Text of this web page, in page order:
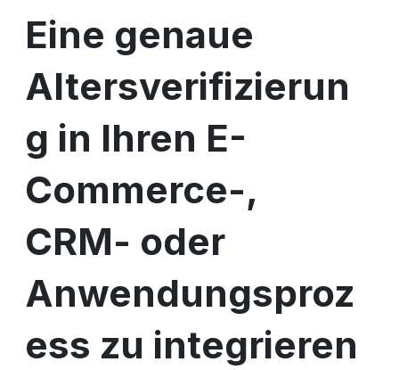
Eine genaue
Altersverifizierun
g in Ihren E-
Commerce-,
CRM- oder
Anwendungsproz
ess zu integrieren